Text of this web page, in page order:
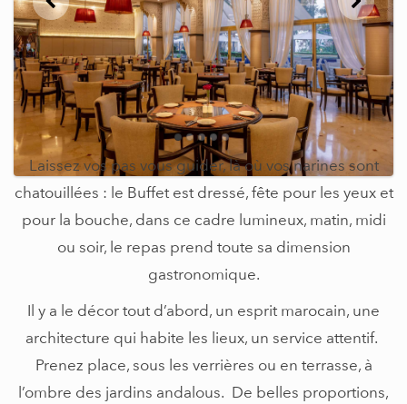
Laissez vos pas vous guider, là où vos narines sont
chatouillées : le Buffet est dressé, fête pour les yeux et
pour la bouche, dans ce cadre lumineux, matin, midi
ou soir, le repas prend toute sa dimension
gastronomique.
Il y a le décor tout d’abord, un esprit marocain, une
architecture qui habite les lieux, un service attentif.
Prenez place, sous les verrières ou en terrasse, à
l’ombre des jardins andalous. De belles proportions,